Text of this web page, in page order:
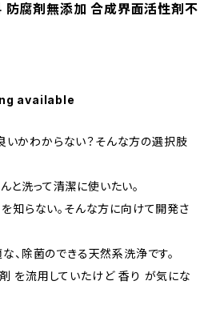
防腐剤無添加 合成界面活性剤不
available
いかわからない？そんな方の選択肢
と洗って清潔に使いたい。
知らない。そんな方に向けて開発さ
、除菌のできる天然系洗浄です。
を流用していたけど 香り が気にな